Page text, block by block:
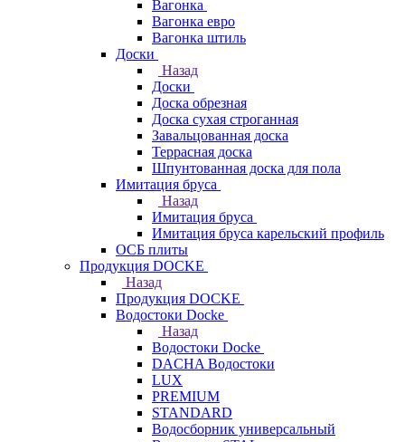
Вагонка
Вагонка евро
Вагонка штиль
Доски
Назад
Доски
Доска обрезная
Доска сухая строганная
Завальцованная доска
Террасная доска
Шпунтованная доска для пола
Имитация бруса
Назад
Имитация бруса
Имитация бруса карельский профиль
ОСБ плиты
Продукция DOCKE
Назад
Продукция DOCKE
Водостоки Docke
Назад
Водостоки Docke
DACHA Водостоки
LUX
PREMIUM
STANDARD
Водосборник универсальный